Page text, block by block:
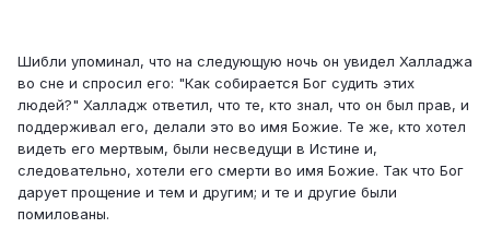
Шибли упоминал, что на следующую ночь он увидел Халладжа
во сне и спросил его: "Как собирается Бог судить этих
людей?" Халладж ответил, что те, кто знал, что он был прав, и
поддерживал его, делали это во имя Божие. Те же, кто хотел
видеть его мертвым, были несведущи в Истине и,
следовательно, хотели его смерти во имя Божие. Так что Бог
дарует прощение и тем и другим; и те и другие были
помилованы.